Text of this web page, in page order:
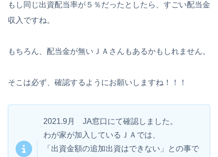
もし同じ出資配当率が５％だったとしたら、すごい配当金
収入ですね。
もちろん、配当金が無いＪＡさんもあるかもしれません。
そこは必ず、確認するようにお願いしますね！！！
2021.9月 JA窓口にて確認しました。
わが家が加入しているＪＡでは、
「出資金額の追加出資はできない」との事で